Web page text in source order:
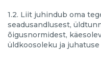
1.2. Liit juhindub oma
seadusandlusest,
õigusnormidest,
üldkoosoleku ja